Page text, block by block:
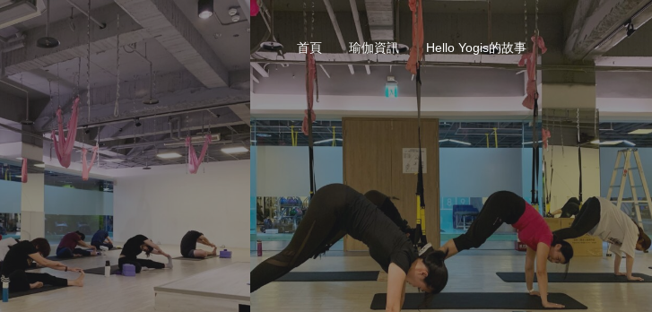
首頁 瑜伽資訊 Hello Yogis的故事